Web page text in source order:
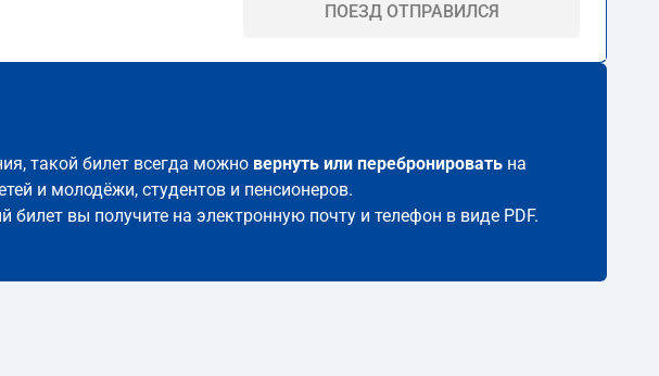
ПОЕЗД ОТПРАВИЛСЯ
такой билет всегда можно вернуть или перебронировать на
и молодёжи, студентов и пенсионеров.
билет вы получите на электронную почту и телефон в виде PDF.